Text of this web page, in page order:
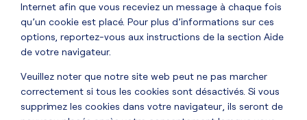
Internet afin que vous receviez un message à chaque fois
qu’un cookie est placé. Pour plus d’informations sur ces
options, reportez-vous aux instructions de la section Aide
de votre navigateur.
Veuillez noter que notre site web peut ne pas marcher
correctement si tous les cookies sont désactivés. Si vous
supprimez les cookies dans votre navigateur, ils seront de